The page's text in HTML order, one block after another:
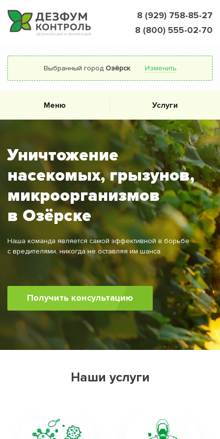
8 (929) 758-85-27
8 (800) 555-02-70
Выбранный город Озёрск Изменить
Меню Услуги
Уничтожение
насекомых, грызунов,
микроорганизмов
в Озёрске
Наша команда является самой эффективной в борьбе
с вредителями, никогда не оставляя им шанса
Получить консультацию
Наши услуги